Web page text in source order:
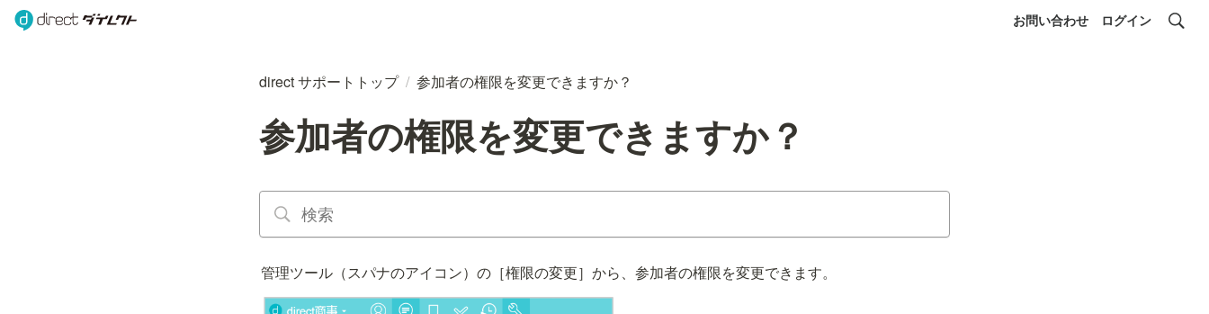
お問い合わせ ログイン
direct サポートトップ / 参加者の権限を変更できますか？
参加者の権限を変更できますか？
管理ツール（スパナのアイコン）の［権限の変更］から、参加者の権限を変更できます。